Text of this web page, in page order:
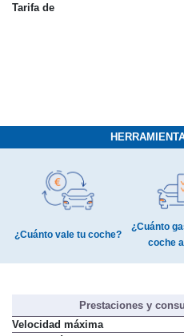
Tarifa de
¿Cuánto vale tu coche?
¿Cuánto
coche
Prestaciones y
Velocidad máxima